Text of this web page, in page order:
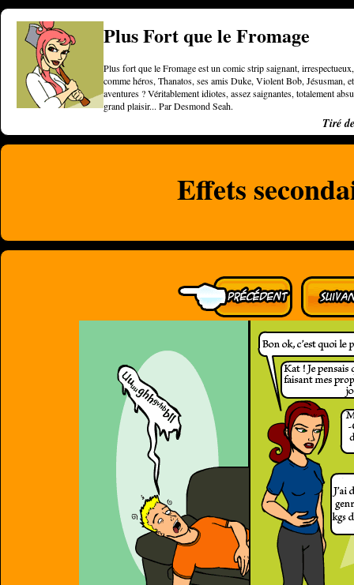
Plus Fort que le Fromage
Plus fort que le Fromage est un comic strip saignant,
comme héros, Thanatos, ses amis Duke, Violent Bob, Jésusman,
aventures ? Véritablement idiotes, assez saignantes, totalement
grand plaisir... Par Desmond Seah.
Tiré
Effets